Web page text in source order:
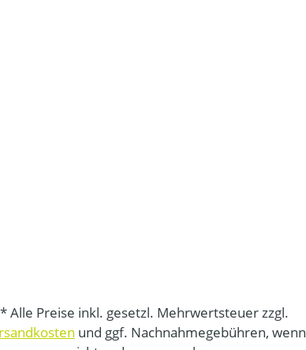
* Alle Preise inkl. gesetzl. Mehrwertsteuer zzgl.
und ggf. Nachnahmegebühren, wenn